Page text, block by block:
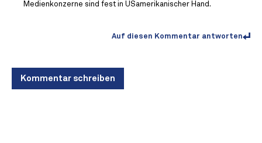
Medienkonzerne sind fest in USamerikanischer Hand.
Auf diesen Kommentar antworten
Kommentar schreiben